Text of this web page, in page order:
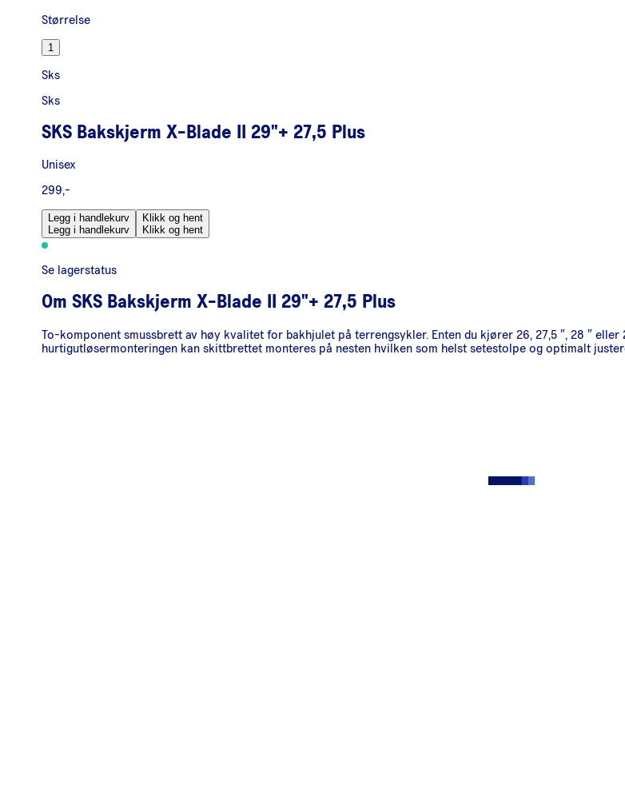
Størrelse
1
Sks
Sks
SKS Bakskjerm X-Blade II 29"+ 27,5 Plus
Unisex
299,-
Legg i handlekurv
Legg i handlekurv
Klikk og hent
Klikk og hent
Se lagerstatus
Om SKS Bakskjerm X-Blade II 29"+ 27,5 Plus
To-komponent smussbrett av høy kvalitet for bakhjulet på terrengsykler. Enten du kjører 26, 27,5 ″, 28 ″
hurtigutløsermonteringen kan skittbrettet monteres på nesten hvilken som helst setestolpe og optimalt